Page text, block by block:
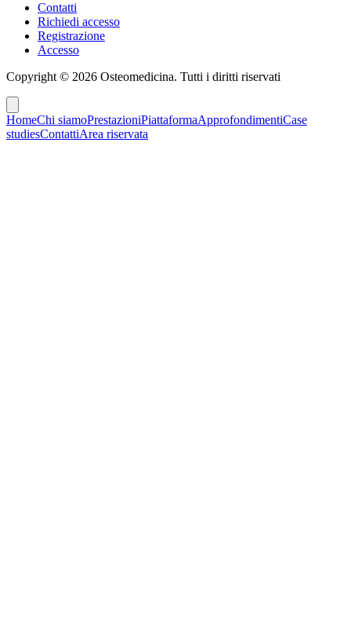
Contatti
Richiedi accesso
Registrazione
Accesso
Copyright © 2026 Osteomedicina. Tutti i diritti riservati
HomeChi siamoPrestazioniPiattaformaApprofondimentiCase
studiesContattiArea riservata